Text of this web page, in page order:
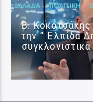
ΕΛΛΆΔΑ ΠΟΛΙΤΙΚΉ
Β.
την ” Ελπίδα